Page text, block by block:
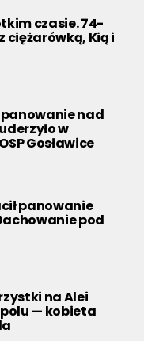
czasie. 74-
ciężarówką, Kią i
nad
w
Gosławice
panowanie
pod
na Alei
— kobieta